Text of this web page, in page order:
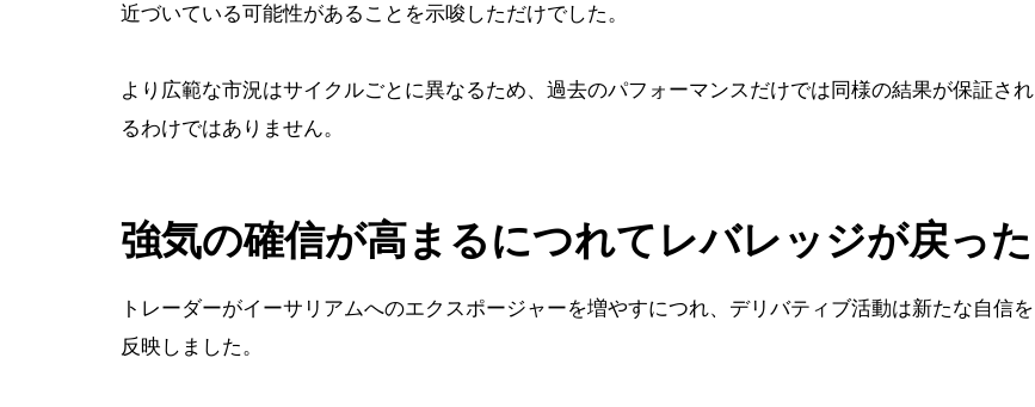
近づいている可能性があることを示唆しただけでした。
より広範な市況はサイクルごとに異なるため、過去のパフォーマンスだけでは同様の結果が保証され
るわけではありません。
強気の確信が高まるにつれてレバレッジが戻った
トレーダーがイーサリアムへのエクスポージャーを増やすにつれ、デリバティブ活動は新たな自信を
反映しました。